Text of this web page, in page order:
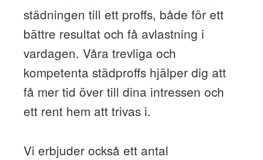
städningen till ett proffs, både för ett
bättre resultat och få avlastning i
vardagen. Våra trevliga och
kompetenta städproffs hjälper dig att
få mer tid över till dina intressen och
ett rent hem att trivas i.
Vi erbjuder också ett antal